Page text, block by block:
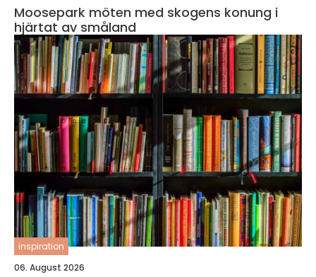
Moosepark möten med skogens konung i
hjärtat av småland
inspiration
06. August 2026